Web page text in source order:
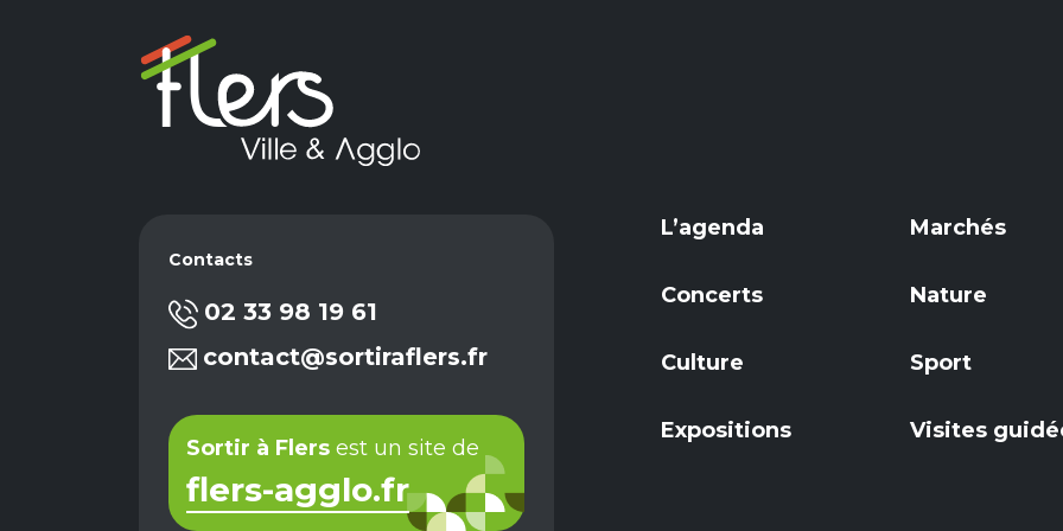
Contacts
02 33 98 19 61
contact@sortiraflers.fr
Sortir à Flers est un site de
flers-agglo.fr
L’agenda
Concerts
Culture
Expositions
Marchés
Nature
Sport
Visites